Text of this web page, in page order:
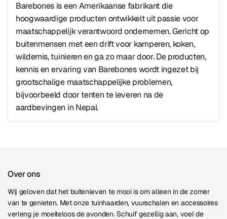
Barebones is een Amerikaanse fabrikant die
hoogwaardige producten ontwikkelt uit passie voor
maatschappelijk verantwoord ondernemen. Gericht op
buitenmensen met een drift voor kamperen, koken,
wildernis, tuinieren en ga zo maar door. De producten,
kennis en ervaring van Barebones wordt ingezet bij
grootschalige maatschappelijke problemen,
bijvoorbeeld door tenten te leveren na de
aardbevingen in Nepal.
Over ons
Wij geloven dat het buitenleven te mooi is om alleen in de zomer
van te genieten. Met onze tuinhaarden, vuurschalen en accessoires
verleng je moeiteloos de avonden. Schuif gezellig aan, voel de